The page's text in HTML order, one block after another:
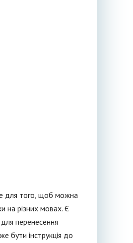
для того, щоб можна
на різних мовах. Є
для перенесення
бути інструкція до